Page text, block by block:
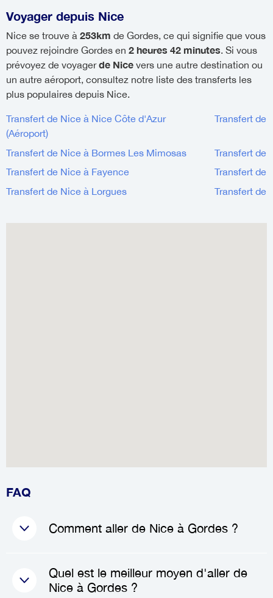
Voyager depuis Nice
Nice se trouve à 253km de Gordes, ce qui signifie que vous
pouvez rejoindre Gordes en 2 heures 42 minutes. Si vous
prévoyez de voyagerde Nice vers une autre destination ou
un autre aéroport, consultez notre liste des transferts les
plus populaires depuis Nice.
Transfert de Nice à Nice Côte d'Azur
(Aéroport)
Transfert de
Transfert de Nice à Bormes Les Mimosas
Transfert de
Transfert de Nice à Fayence
Transfert de
Transfert de Nice à Lorgues
Transfert de
FAQ
Comment aller de Nice à Gordes ?
Le meilleur moyen d'aller de
Nice àGordes est de réserver
Quel est le meilleur moyen d'aller de
Nice à Gordes ?